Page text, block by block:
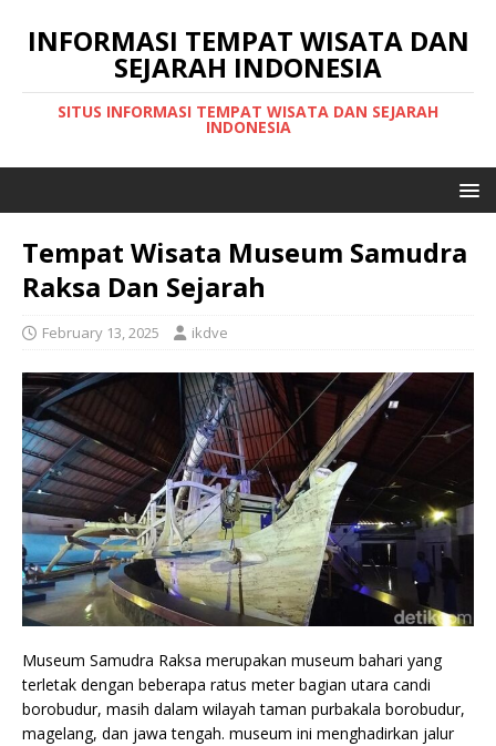
INFORMASI TEMPAT WISATA DAN
SEJARAH INDONESIA
SITUS INFORMASI TEMPAT WISATA DAN SEJARAH
INDONESIA
Tempat Wisata Museum Samudra
Raksa Dan Sejarah
February 13, 2025 ikdve
Museum Samudra Raksa merupakan museum bahari yang
terletak dengan beberapa ratus meter bagian utara candi
borobudur, masih dalam wilayah taman purbakala borobudur,
magelang, dan jawa tengah. museum ini menghadirkan jalur